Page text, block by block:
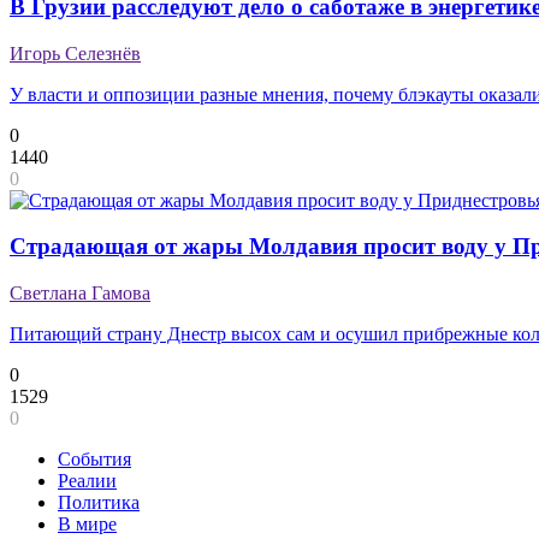
В Грузии расследуют дело о саботаже в
Игорь Селезнёв
У власти и оппозиции разные мнения, почему блэкауты
0
1440
0
Страдающая от жары Молдавия просит воду у
Светлана Гамова
Питающий страну Днестр высох сам и осушил прибрежные
0
1529
0
События
Реалии
Политика
В мире